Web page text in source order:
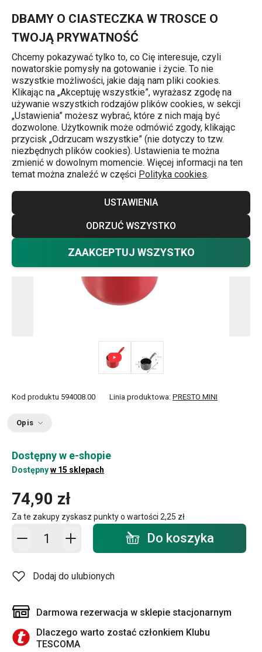
DBAMY O CIASTECZKA W TROSCE O
TWOJĄ PRYWATNOŚĆ
Chcemy pokazywać tylko to, co Cię interesuje, czyli
nowatorskie pomysły na gotowanie i życie. To nie
wszystkie możliwości, jakie dają nam pliki cookies.
Klikając na „Akceptuję wszystkie”, wyrażasz zgodę na
używanie wszystkich rodzajów plików cookies, w sekcji
„Ustawienia” możesz wybrać, które z nich mają być
dozwolone. Użytkownik może odmówić zgody, klikając
przycisk „Odrzucam wszystkie” (nie dotyczy to tzw.
niezbędnych plików cookies). Ustawienia te można
zmienić w dowolnym momencie. Więcej informacji na ten
temat można znaleźć w części Polityka cookies.
USTAWIENIA
ODRZUĆ WSZYSTKO
ZAAKCEPTUJ WSZYSTKO
Garnki z powłoką nieprzywierającą
Rondelek głęboki PRESTO MINI
ø 12 cm
Kod produktu 594008.00 Linia produktowa: PRESTO MINI
Opis
Dostępny w e-shopie
Dostępnyw 15 sklepach
74,90 zł
Za te zakupy zyskasz punkty o wartości 2,25 zł
Dodaj do koszyka - ilość Do koszyka
Dodaj do ulubionych
Darmowa rezerwacja w sklepie stacjonarnym
Dlaczego warto zostać członkiem Klubu
TESCOMA